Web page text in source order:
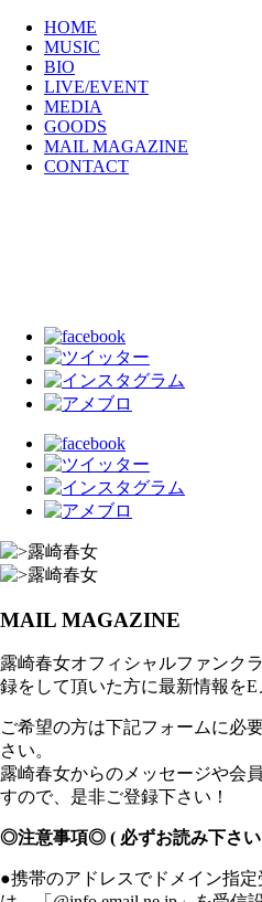
HOME
MUSIC
BIO
LIVE/EVENT
MEDIA
GOODS
MAIL MAGAZINE
CONTACT
MAIL MAGAZINE
露崎春女オフィシャルファンク
録をして頂いた方に最新情報をE
ご希望の方は下記フォームに必
さい。
露崎春女からのメッセージや会
すので、是非ご登録下さい！
◎注意事項◎ ( 必ずお読み下さ
●携帯のアドレスでドメイン指